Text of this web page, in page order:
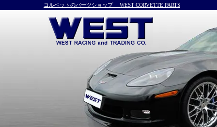
コルベットのパーツショップ WEST CORVETTE PARTS